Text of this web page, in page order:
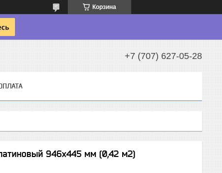
Корзина
+7 (707) 627-05-28
946x445 мм (0,42 м2)